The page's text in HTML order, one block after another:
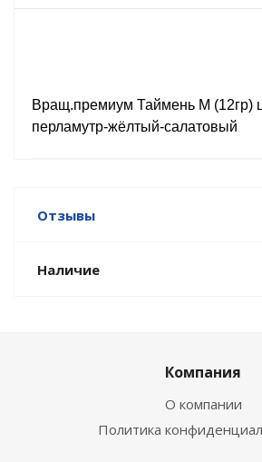
Вращ.премиум Таймень М (12гр)
перламутр-жёлтый-салатовый
Отзывы
Наличие
Компания
О компании
Политика